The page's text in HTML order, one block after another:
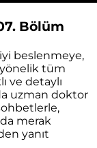
Bölüm
beslenmeye,
yönelik tüm
ve detaylı
uzman doktor
merak
yanıt